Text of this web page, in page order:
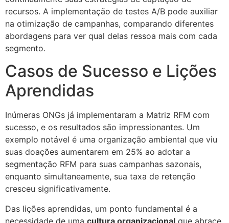
recursos. A implementação de testes A/B pode auxiliar
na otimização de campanhas, comparando diferentes
abordagens para ver qual delas ressoa mais com cada
segmento.
Casos de Sucesso e Lições
Aprendidas
Inúmeras ONGs já implementaram a Matriz RFM com
sucesso, e os resultados são impressionantes. Um
exemplo notável é uma organização ambiental que viu
suas doações aumentarem em 25% ao adotar a
segmentação RFM para suas campanhas sazonais,
enquanto simultaneamente, sua taxa de retenção
cresceu significativamente.
Das lições aprendidas, um ponto fundamental é a
necessidade de uma cultura organizacional que abrace